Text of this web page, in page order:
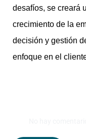
desafíos, se creará
crecimiento de la
decisión y gestión
enfoque en el